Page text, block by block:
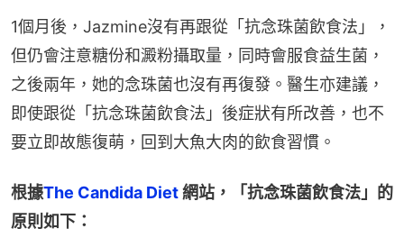
1個月後，Jazmine沒有再跟從「抗念珠菌飲食法」，
但仍會注意糖份和澱粉攝取量，同時會服食益生菌，
之後兩年，她的念珠菌也沒有再復發。醫生亦建議，
即使跟從「抗念珠菌飲食法」後症狀有所改善，也不
要立即故態復萌，回到大魚大肉的飲食習慣。
根據The Candida Diet 網站，「抗念珠菌飲食法」的
原則如下：